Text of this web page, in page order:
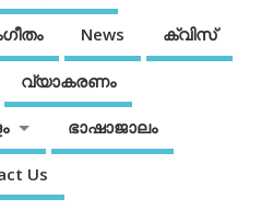
News ക്വിസ്
വ്യാകരണം
ഭാഷാജാലം
Us